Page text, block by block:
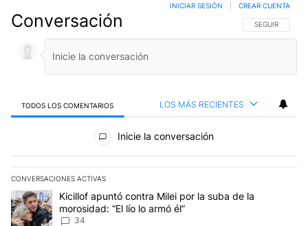
Conversación SIGA ESTA
SEGUIR
INICIAR SESIÓN CREAR CUENTA
TODOS LOS COMENTARIOS LOS MÁS RECIENTES
Todos los comentarios
Inicie la conversación
CONVERSACIONES ACTIVAS
Este listado muestra los artículos con más comentarios en los
Un artículo de tendencia con el título "Kicillof apuntó contra Milei
Kicillof apuntó contra Milei por la suba de la
morosidad: “El lío lo armó él”
34